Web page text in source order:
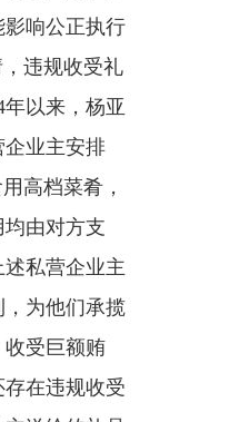
响公正执行
违规收受礼
年以来，杨亚
业主安排
高档菜肴，
由对方支
私营企业主
为他们承揽
受巨额贿
在违规收受